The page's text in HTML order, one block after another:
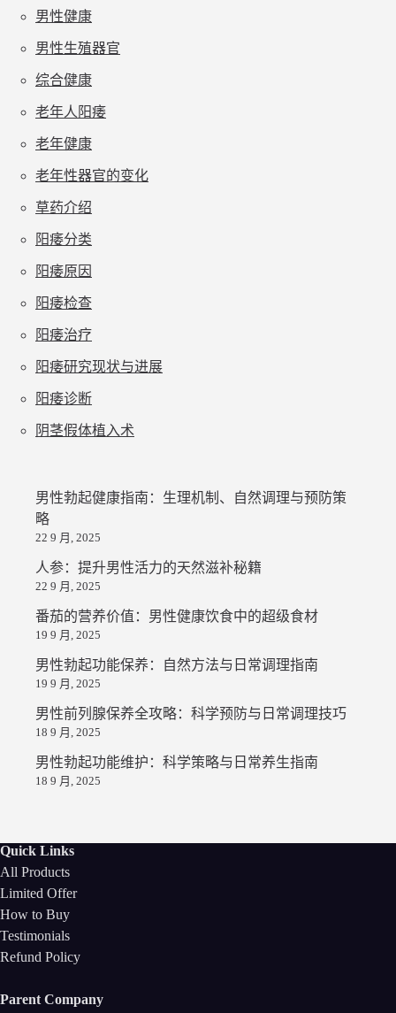
男性健康
男性生殖器官
综合健康
老年人阳痿
老年健康
老年性器官的变化
草药介绍
阳痿分类
阳痿原因
阳痿检查
阳痿治疗
阳痿研究现状与进展
阳痿诊断
阴茎假体植入术
男性勃起健康指南：生理机制、自然调理与预防策
略
22 9 月, 2025
人参：提升男性活力的天然滋补秘籍
22 9 月, 2025
番茄的营养价值：男性健康饮食中的超级食材
19 9 月, 2025
男性勃起功能保养：自然方法与日常调理指南
19 9 月, 2025
男性前列腺保养全攻略：科学预防与日常调理技巧
18 9 月, 2025
男性勃起功能维护：科学策略与日常养生指南
18 9 月, 2025
Quick Links
All Products
Limited Offer
How to Buy
Testimonials
Refund Policy
Parent Company